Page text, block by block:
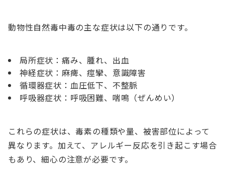
動物性自然毒中毒の主な症状は以下の通りです。
局所症状：痛み、腫れ、出血
神経症状：麻痺、痙攣、意識障害
循環器症状：血圧低下、不整脈
呼吸器症状：呼吸困難、喘鳴（ぜんめい）
これらの症状は、毒素の種類や量、被害部位によって
異なります。加えて、アレルギー反応を引き起こす場合
もあり、細心の注意が必要です。